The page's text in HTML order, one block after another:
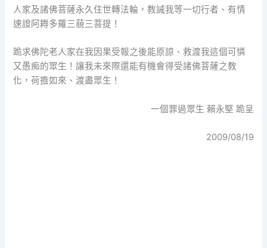
人家及諸佛菩薩永久住世轉法輪，教誡我等一切行者、有情
速證阿耨多羅三藐三菩提！
跪求佛陀老人家在我因果受報之後能原諒、救渡我這個可憐
又愚痴的眾生！讓我未來際還能有機會得受諸佛菩薩之教
化，荷擔如來、渡盡眾生！
一個罪過眾生 賴永堅 跪呈
2009/08/19